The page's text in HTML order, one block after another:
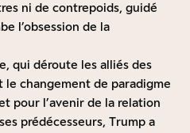
ni de contrepoids, guidé
l’obsession de la
qui déroute les alliés des
le changement de paradigme
pour l’avenir de la relation
prédécesseurs, Trump a